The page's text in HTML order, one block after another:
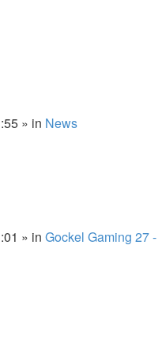
» in News
» in Gockel Gaming 27 -